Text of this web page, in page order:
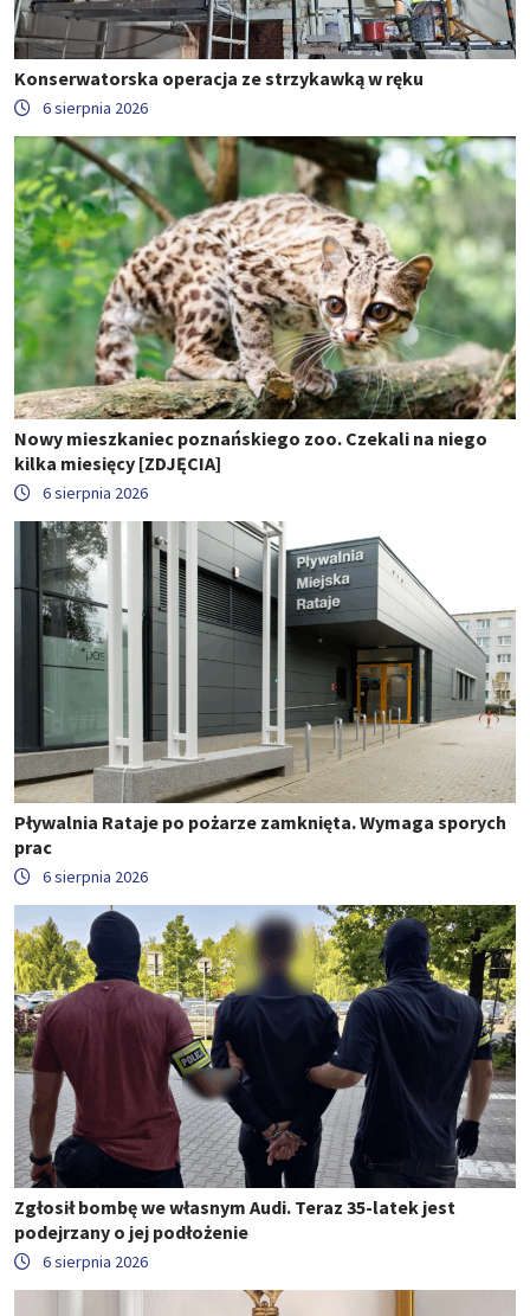
Konserwatorska operacja ze strzykawką w ręku
6 sierpnia 2026
Nowy mieszkaniec poznańskiego zoo. Czekali na niego
kilka miesięcy [ZDJĘCIA]
6 sierpnia 2026
Pływalnia Rataje po pożarze zamknięta. Wymaga sporych
prac
6 sierpnia 2026
Zgłosił bombę we własnym Audi. Teraz 35-latek jest
podejrzany o jej podłożenie
6 sierpnia 2026